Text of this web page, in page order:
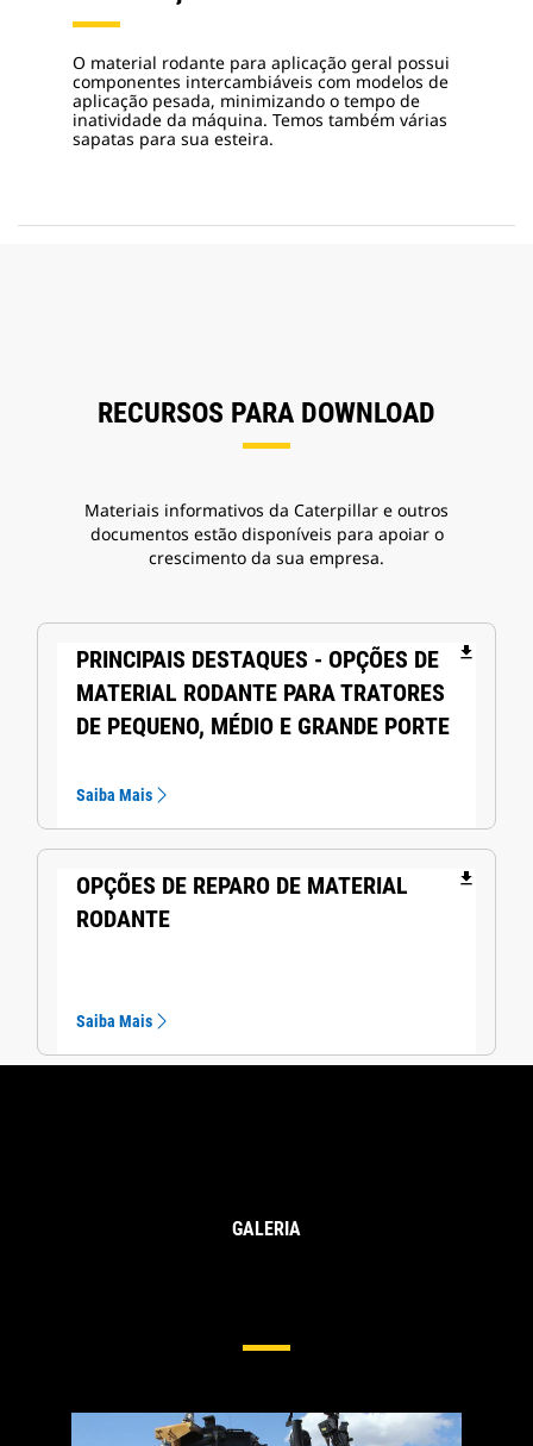
O material rodante para aplicação geral possui
componentes intercambiáveis com modelos de
aplicação pesada, minimizando o tempo de
inatividade da máquina. Temos também várias
sapatas para sua esteira.
RECURSOS PARA DOWNLOAD
Materiais informativos da Caterpillar e outros
documentos estão disponíveis para apoiar o
crescimento da sua empresa.
PRINCIPAIS DESTAQUES - OPÇÕES DE
MATERIAL RODANTE PARA TRATORES
DE PEQUENO, MÉDIO E GRANDE PORTE
file_download
Saiba Mais
OPÇÕES DE REPARO DE MATERIAL
RODANTE
file_download
Saiba Mais
GALERIA